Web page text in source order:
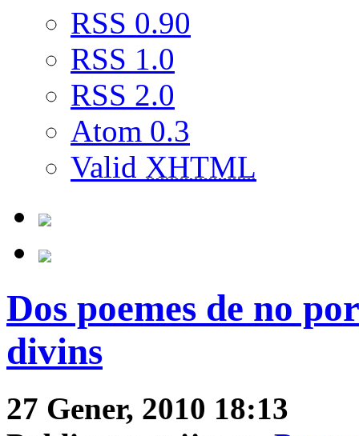
RSS 0.90
RSS 1.0
RSS 2.0
Atom 0.3
Valid XHTML
Dos poemes de no
divins
27 Gener, 2010 18:13